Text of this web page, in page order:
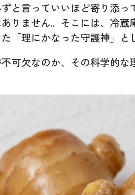
と言っていいほど寄り添
りません。そこには、冷
「理にかなった守護神」と
可欠なのか、その科学的